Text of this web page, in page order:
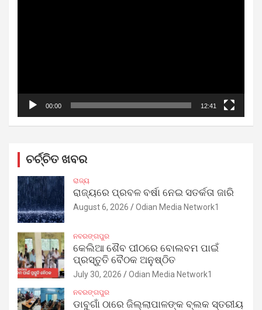
00:00 12:41
ଚର୍ଚ୍ଚିତ ଖବର
ରାଜ୍ୟ
ରାଜ୍ୟରେ ପ୍ରବଳ ବର୍ଷା ନେଇ ସତର୍କତା ଜାରି
August 6, 2026 Odian Media Network1
ନବରଙ୍ଗପୁର
କେଲିଆ ଶୈବ ପୀଠରେ ବୋଲବମ ପାଇଁ
ପ୍ରସ୍ତୁତି ବୈଠକ ଅନୁଷ୍ଠିତ
July 30, 2026 Odian Media Network1
ନବରଙ୍ଗପୁର
ଡାବୁଗାଁ ଠାରେ ଜିଲ୍ଲାପାଳଙ୍କ ବ୍ଲକ ସ୍ତରୀୟ